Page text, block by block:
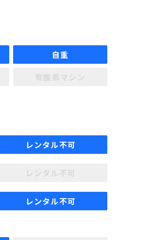
自重
レンタル不可
レンタル不可